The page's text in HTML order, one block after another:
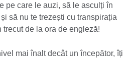
pe care le auzi, să le asculți în
să nu te trezești cu transpirația
trecut de la ora de engleză!
mai înalt decât un începător, îți